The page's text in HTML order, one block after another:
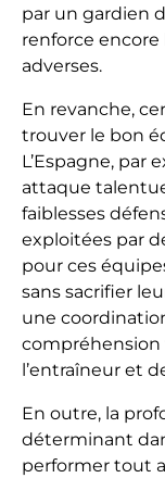
par un gardien
renforce encore
adverses.
En revanche,
trouver le bon
L’Espagne, par
attaque
faiblesses
exploitées par
pour ces
sans sacrifier
une
compréhension
l’entraîneur et
En outre, la
déterminant
performer tout